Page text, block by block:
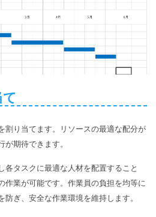
割り当てます。リソースの最適な配分が
期待できます。
各タスクに最適な人材を配置すること
作業が可能です。作業員の負担を均等に
ぎ、安全な作業環境を維持します。